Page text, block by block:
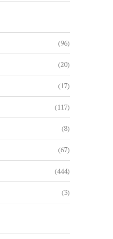
(96)
(20)
(17)
(117)
(8)
(67)
(444)
(3)